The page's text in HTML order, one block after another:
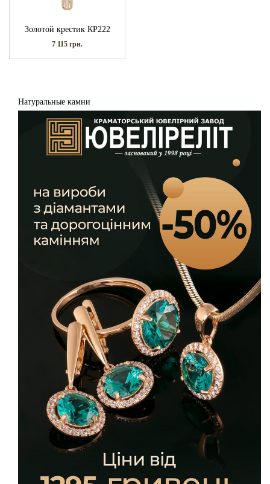
Золотой крестик КР222
7 115грн.
Натуральные камни